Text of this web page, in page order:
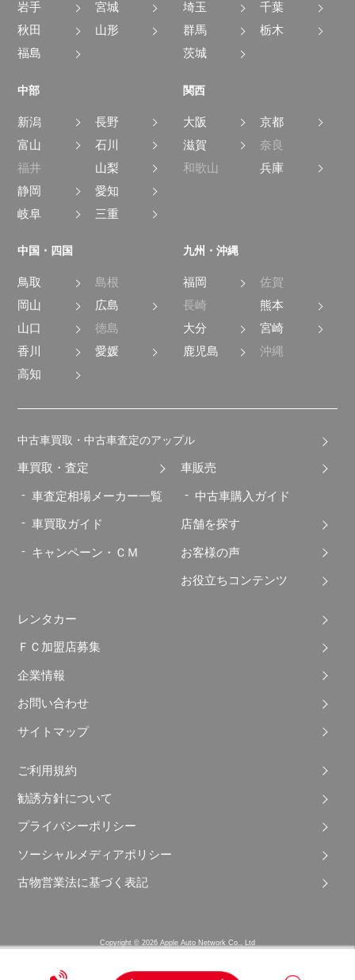
岩手
宮城
秋田
山形
福島
埼玉
千葉
群馬
栃木
茨城
中部
新潟
長野
富山
石川
福井
山梨
静岡
愛知
岐阜
三重
関西
大阪
京都
滋賀
奈良
和歌山
兵庫
中国・四国
鳥取
島根
岡山
広島
山口
徳島
香川
愛媛
高知
九州・沖縄
福岡
佐賀
長崎
熊本
大分
宮崎
鹿児島
沖縄
中古車買取・中古車査定のアップル
車買取・査定
車査定相場メーカー一覧
車買取ガイド
キャンペーン・ＣＭ
車販売
中古車購入ガイド
店舗を探す
お客様の声
お役立ちコンテンツ
レンタカー
ＦＣ加盟店募集
企業情報
お問い合わせ
サイトマップ
ご利用規約
勧誘方針について
プライバシーポリシー
ソーシャルメディアポリシー
古物営業法に基づく表記
Copyright © 2026 Apple Auto Network Co., Ltd